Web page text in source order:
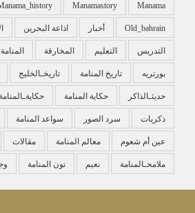
Manama
Manamastory
Old_bahrain أخبار اذاعة البحرين
التدريس التعليم المخارقة المنامة
بورتريه تاريخ المنامة تاريخـالخليج
حديثـالذاكر حكاية المنامة حكايةـالمنامة
ذكريات سرد الصور سواعد المنامة
عين أم شعوم معالم المنامة مقالات
ملامحـالمنامة نعيم نون المنامة